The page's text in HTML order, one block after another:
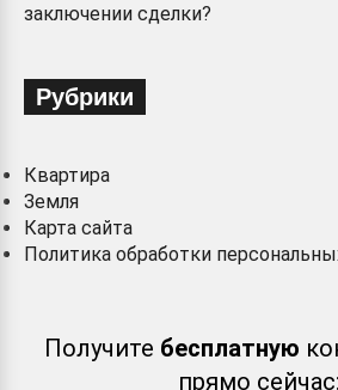
заключении сделки?
Рубрики
Квартира
Земля
Карта сайта
Политика обработки
Получите бесплатную
прямо сейчас: